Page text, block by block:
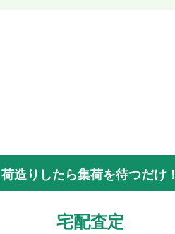
荷造りしたら集荷を待つだけ！
宅配査定